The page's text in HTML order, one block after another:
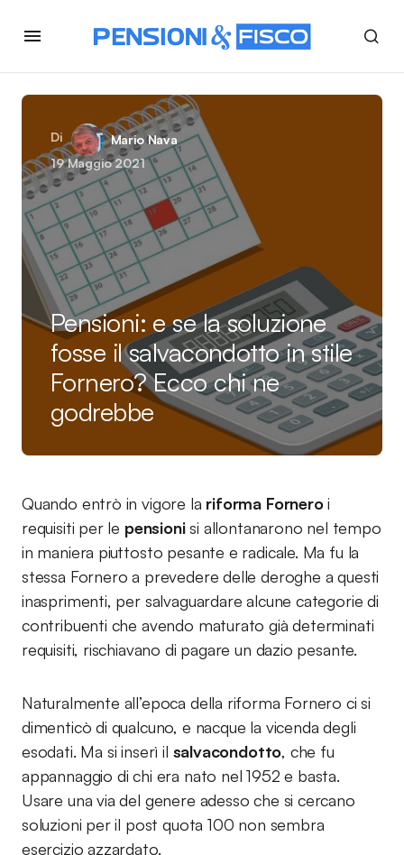
Di
Mario Nava
19 Maggio 2021
Pensioni: e se la soluzione
fosse il salvacondotto in stile
Fornero? Ecco chi ne
godrebbe
Quando entrò in vigore la riforma Forneroi
requisiti per le pensionisi allontanarono nel tempo
in maniera piuttosto pesante e radicale. Ma fu la
stessa Fornero a prevedere delle deroghe a questi
inasprimenti, per salvaguardare alcune categorie di
contribuenti che avendo maturato già determinati
requisiti, rischiavano di pagare un dazio pesante.
Naturalmente all’epoca della riforma Fornero ci si
dimenticò di qualcuno, e nacque la vicenda degli
esodati. Ma si inserì il salvacondotto, che fu
appannaggio di chi era nato nel 1952 e basta.
Usare una via del genere adesso che si cercano
soluzioni per il post quota 100 non sembra
esercizio azzardato.